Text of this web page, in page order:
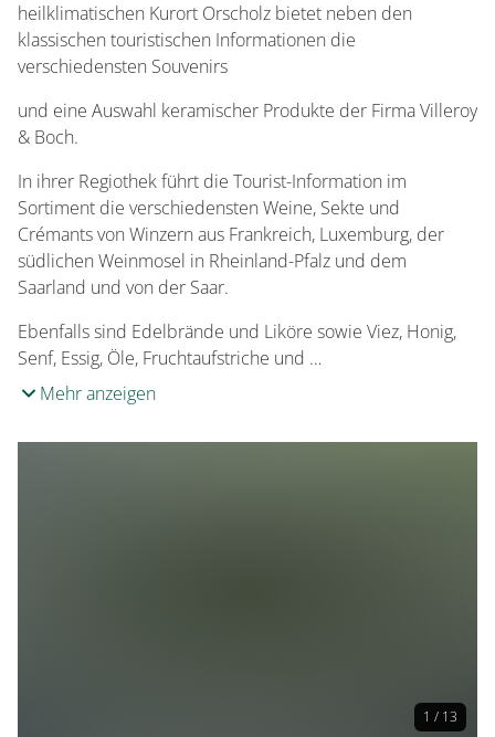
heilklimatischen Kurort Orscholz bietet neben den
klassischen touristischen Informationen die
verschiedensten Souvenirs
und eine Auswahl keramischer Produkte der Firma Villeroy
& Boch.
In ihrer Regiothek führt die Tourist-Information im
Sortiment die verschiedensten Weine, Sekte und
Crémants von Winzern aus Frankreich, Luxemburg, der
südlichen Weinmosel in Rheinland-Pfalz und dem
Saarland und von der Saar.
Ebenfalls sind Edelbrände und Liköre sowie Viez, Honig,
Senf, Essig, Öle, Fruchtaufstriche und …
Mehr anzeigen
1 / 13